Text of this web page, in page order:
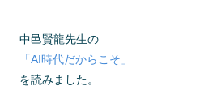
中邑賢龍先生の
「AI時代だからこそ」
を読みました。